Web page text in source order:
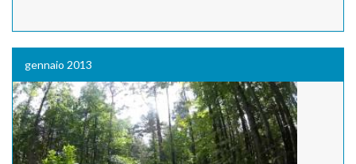
gennaio 2013